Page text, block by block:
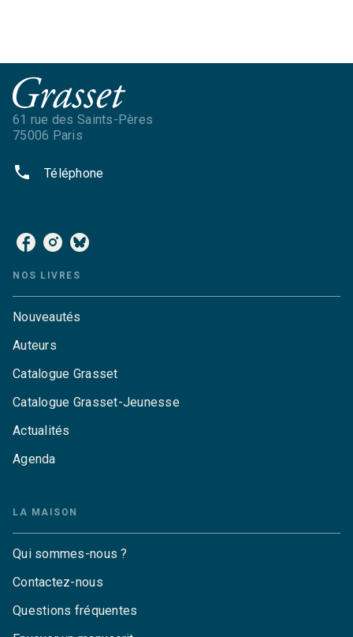
61 rue des Saints-Pères
75006 Paris
phone Téléphone
NOS LIVRES
Nouveautés
Auteurs
Catalogue Grasset
Catalogue Grasset-Jeunesse
Actualités
Agenda
LA MAISON
Qui sommes-nous ?
Contactez-nous
Questions fréquentes